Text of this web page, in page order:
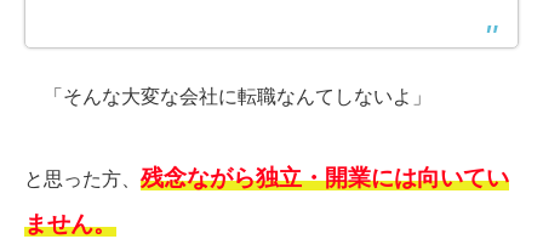
「そんな大変な会社に転職なんてしないよ」
と思った方、 残念ながら独立・開業には向いてい
ません。